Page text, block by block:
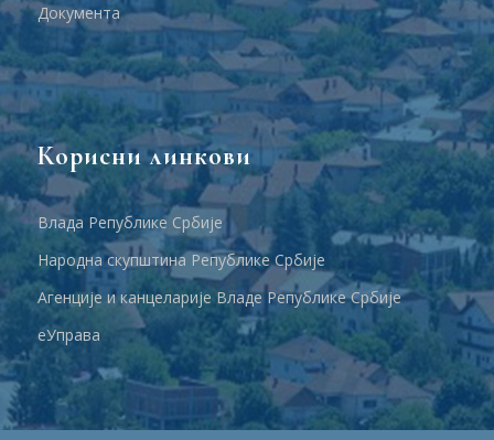
Документа
Корисни линкови
Влада Републике Србије
Народна скупштина Републике Србије
Агенције и канцеларије Владе Републике Србије
еУправа